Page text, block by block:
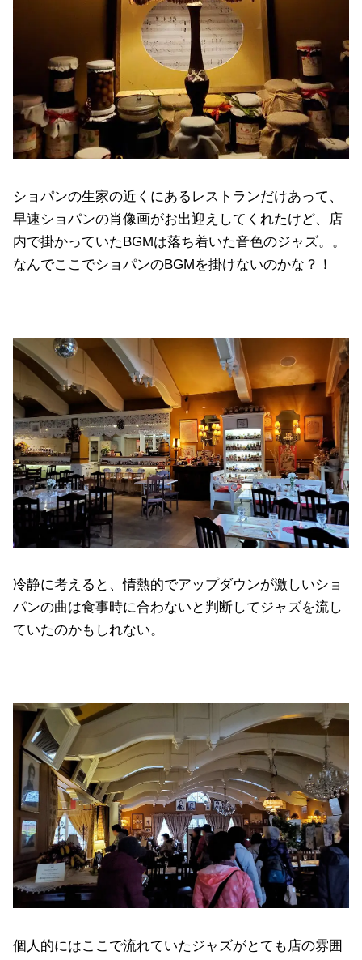
ショパンの生家の近くにあるレストランだけあって、
早速ショパンの肖像画がお出迎えしてくれたけど、店
内で掛かっていたBGMは落ち着いた音色のジャズ。。
なんでここでショパンのBGMを掛けないのかな？！
冷静に考えると、情熱的でアップダウンが激しいショ
パンの曲は食事時に合わないと判断してジャズを流し
ていたのかもしれない。
個人的にはここで流れていたジャズがとても店の雰囲